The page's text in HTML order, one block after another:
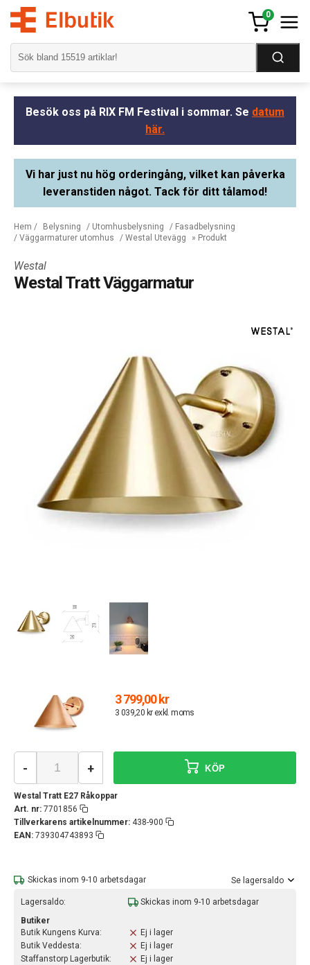
0
Besök oss på RIX FM Festival i sommar. Se datum
här.
Vi har just nu hög orderingång, vilket kan påverka
leveranstiden något. Tack för ditt tålamod!
Hem / Belysning / Utomhusbelysning / Fasadbelysning
/ Väggarmaturer utomhus / Westal Utevägg » Produkt
Westal
Westal Tratt Väggarmatur
3 799,00 kr
3 039,20 kr exkl. moms
Westal Tratt E27 Råkoppar
Art. nr: 7701856
Tillverkarens artikelnummer: 438-900
EAN: 739304743893
- + KÖP
Skickas inom 9-10 arbetsdagar Se lagersaldo
Lagersaldo:
Skickas inom 9-10 arbetsdagar
Butiker
Butik Kungens Kurva:
Ej i lager
Butik Veddesta:
Ej i lager
Staffanstorp Lagerbutik:
Ej i lager